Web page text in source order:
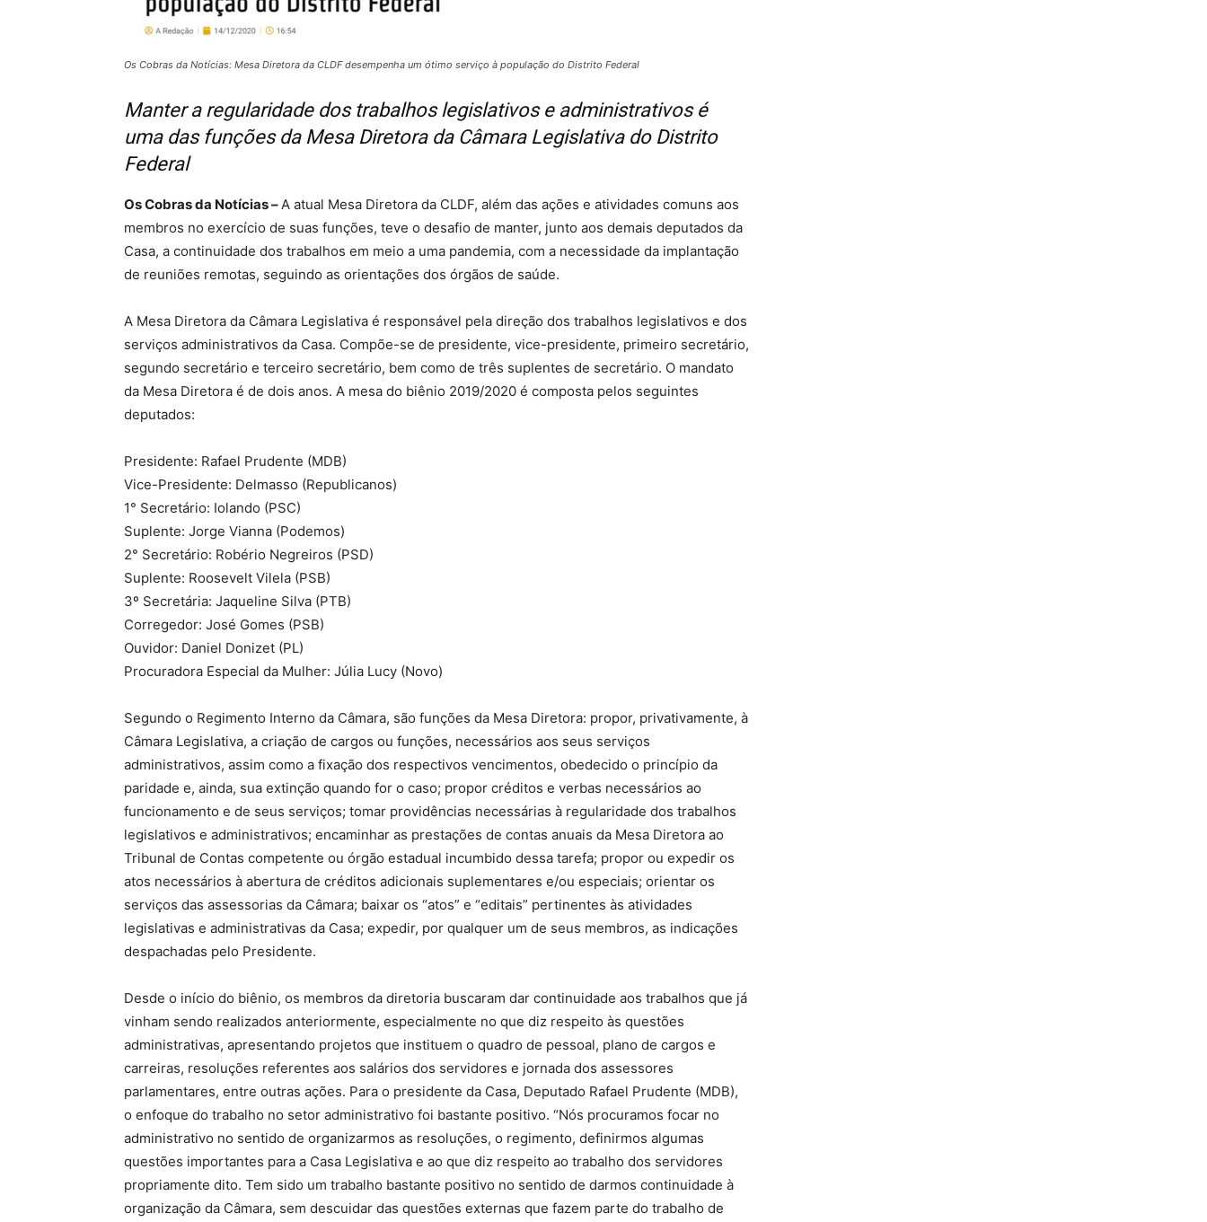
Os Cobras da Notícias: Mesa Diretora da CLDF desempenha um ótimo serviço à população do Distrito Federal
Manter a regularidade dos trabalhos legislativos e administrativos é
uma das funções da Mesa Diretora da Câmara Legislativa do Distrito
Federal
Os Cobras da Notícias –A atual Mesa Diretora da CLDF, além das ações e atividades comuns aos
membros no exercício de suas funções, teve o desafio de manter, junto aos demais deputados da
Casa, a continuidade dos trabalhos em meio a uma pandemia, com a necessidade da implantação
de reuniões remotas, seguindo as orientações dos órgãos de saúde.
A Mesa Diretora da Câmara Legislativa é responsável pela direção dos trabalhos legislativos e dos
serviços administrativos da Casa. Compõe-se de presidente, vice-presidente, primeiro secretário,
segundo secretário e terceiro secretário, bem como de três suplentes de secretário. O mandato
da Mesa Diretora é de dois anos. A mesa do biênio 2019/2020 é composta pelos seguintes
deputados:
Presidente: Rafael Prudente (MDB)
Vice-Presidente: Delmasso (Republicanos)
1° Secretário: Iolando (PSC)
Suplente: Jorge Vianna (Podemos)
2° Secretário: Robério Negreiros (PSD)
Suplente: Roosevelt Vilela (PSB)
3º Secretária: Jaqueline Silva (PTB)
Corregedor: José Gomes (PSB)
Ouvidor: Daniel Donizet (PL)
Procuradora Especial da Mulher: Júlia Lucy (Novo)
Segundo o Regimento Interno da Câmara, são funções da Mesa Diretora: propor, privativamente, à
Câmara Legislativa, a criação de cargos ou funções, necessários aos seus serviços
administrativos, assim como a fixação dos respectivos vencimentos, obedecido o princípio da
paridade e, ainda, sua extinção quando for o caso; propor créditos e verbas necessários ao
funcionamento e de seus serviços; tomar providências necessárias à regularidade dos trabalhos
legislativos e administrativos; encaminhar as prestações de contas anuais da Mesa Diretora ao
Tribunal de Contas competente ou órgão estadual incumbido dessa tarefa; propor ou expedir os
atos necessários à abertura de créditos adicionais suplementares e/ou especiais; orientar os
serviços das assessorias da Câmara; baixar os “atos” e “editais” pertinentes às atividades
legislativas e administrativas da Casa; expedir, por qualquer um de seus membros, as indicações
despachadas pelo Presidente.
Desde o início do biênio, os membros da diretoria buscaram dar continuidade aos trabalhos que já
vinham sendo realizados anteriormente, especialmente no que diz respeito às questões
administrativas, apresentando projetos que instituem o quadro de pessoal, plano de cargos e
carreiras, resoluções referentes aos salários dos servidores e jornada dos assessores
parlamentares, entre outras ações. Para o presidente da Casa, Deputado Rafael Prudente (MDB),
o enfoque do trabalho no setor administrativo foi bastante positivo. “Nós procuramos focar no
administrativo no sentido de organizarmos as resoluções, o regimento, definirmos algumas
questões importantes para a Casa Legislativa e ao que diz respeito ao trabalho dos servidores
propriamente dito. Tem sido um trabalho bastante positivo no sentido de darmos continuidade à
organização da Câmara, sem descuidar das questões externas que fazem parte do trabalho de